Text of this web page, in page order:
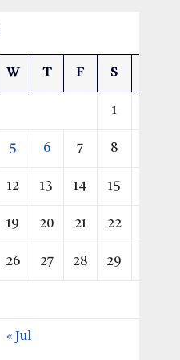
W T F S
1
5 6 7 8
12 13 14 15
19 20 21 22
26 27 28 29
« Jul